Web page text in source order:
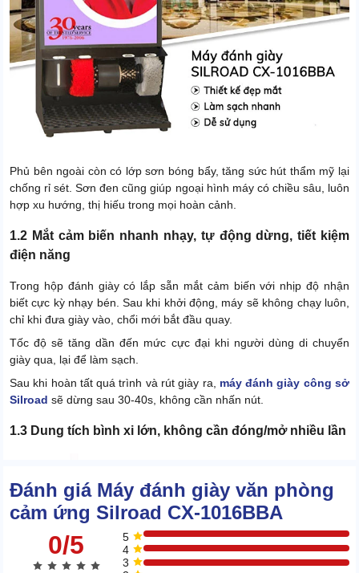
Phủ bên ngoài còn có lớp sơn bóng bẩy, tăng sức hút thẩm mỹ lại
chống rỉ sét. Sơn đen cũng giúp ngoại hình máy có chiều sâu, luôn
hợp xu hướng, thị hiếu trong mọi hoàn cảnh.
1.2 Mắt cảm biến nhanh nhạy, tự động dừng, tiết kiệm
điện năng
Trong hộp đánh giày có lắp sẵn mắt cảm biến với nhịp độ nhận
biết cực kỳ nhạy bén. Sau khi khởi động, máy sẽ không chạy luôn,
chỉ khi đưa giày vào, chổi mới bắt đầu quay.
Tốc độ sẽ tăng dần đến mức cực đại khi người dùng di chuyển
giày qua, lại để làm sạch.
Sau khi hoàn tất quá trình và rút giày ra, máy đánh giày công sở
Silroad sẽ dừng sau 30-40s, không cần nhấn nút.
1.3 Dung tích bình xi lớn, không cần đóng/mở nhiều lần
Đánh giá Máy đánh giày văn phòng
cảm ứng Silroad CX-1016BBA
0/5
5
4
3